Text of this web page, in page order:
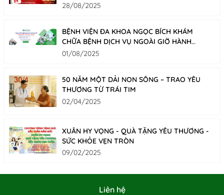
28/08/2025
BỆNH VIỆN ĐA KHOA NGỌC BÍCH KHÁM
CHỮA BỆNH DỊCH VỤ NGOÀI GIỜ HÀNH
CHÍNH!
01/08/2025
50 NĂM MỘT DẢI NON SÔNG – TRAO YÊU
THƯƠNG TỪ TRÁI TIM
02/04/2025
XUÂN HY VỌNG - QUÀ TẶNG YÊU THƯƠNG -
SỨC KHỎE VẸN TRÒN
09/02/2025
Liên hệ